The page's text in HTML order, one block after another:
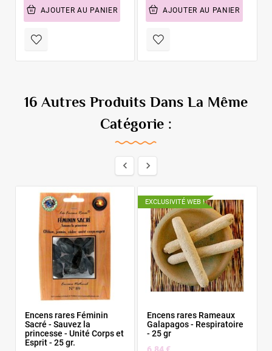
AJOUTER AU PANIER AJOUTER AU PANIER
16 Autres Produits Dans La Même
Catégorie :
 
Encens rares Féminin
Sacré - Sauvez la
princesse - Unité Corps et
Esprit - 25 gr.
EXCLUSIVITÉ WEB !
Encens rares Rameaux
Galapagos - Respiratoire
- 25 gr